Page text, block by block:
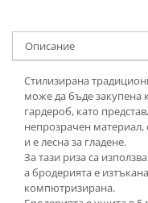
Описание
Стилизирана
може да бъде закупена
гардероб, като
непрозрачен
и е лесна за гладене.
За тази риза са
а бродерията е
компютризирана.